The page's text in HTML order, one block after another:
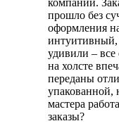
прошло без
оформления
интуитивный,
удивили – все
на холсте
переданы
упакованной,
мастера
заказы?